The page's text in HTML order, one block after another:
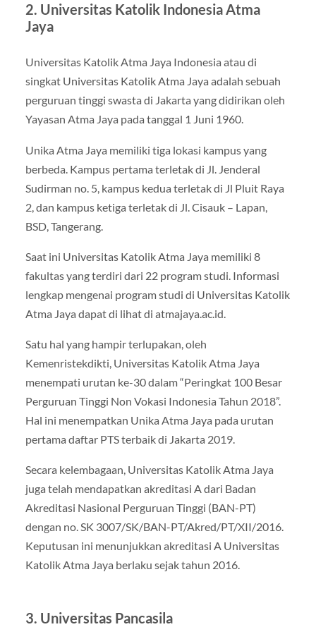
2. Universitas Katolik Indonesia Atma
Jaya
Universitas Katolik Atma Jaya Indonesia atau di
singkat Universitas Katolik Atma Jaya adalah sebuah
perguruan tinggi swasta di Jakarta yang didirikan oleh
Yayasan Atma Jaya pada tanggal 1 Juni 1960.
Unika Atma Jaya memiliki tiga lokasi kampus yang
berbeda. Kampus pertama terletak di Jl. Jenderal
Sudirman no. 5, kampus kedua terletak di Jl Pluit Raya
2, dan kampus ketiga terletak di Jl. Cisauk – Lapan,
BSD, Tangerang.
Saat ini Universitas Katolik Atma Jaya memiliki 8
fakultas yang terdiri dari 22 program studi. Informasi
lengkap mengenai program studi di Universitas Katolik
Atma Jaya dapat di lihat di atmajaya.ac.id.
Satu hal yang hampir terlupakan, oleh
Kemenristekdikti, Universitas Katolik Atma Jaya
menempati urutan ke-30 dalam “Peringkat 100 Besar
Perguruan Tinggi Non Vokasi Indonesia Tahun 2018”.
Hal ini menempatkan Unika Atma Jaya pada urutan
pertama daftar PTS terbaik di Jakarta 2019.
Secara kelembagaan, Universitas Katolik Atma Jaya
juga telah mendapatkan akreditasi A dari Badan
Akreditasi Nasional Perguruan Tinggi (BAN-PT)
dengan no. SK 3007/SK/BAN-PT/Akred/PT/XII/2016.
Keputusan ini menunjukkan akreditasi A Universitas
Katolik Atma Jaya berlaku sejak tahun 2016.
3. Universitas Pancasila